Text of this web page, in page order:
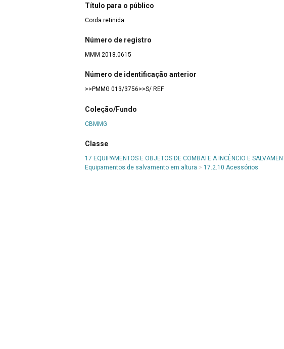
Título para o público
Corda retinida
Número de registro
MMM 2018.0615
Número de identificação anterior
>>PMMG 013/3756>>S/ REF
Coleção/Fundo
CBMMG
Classe
17 EQUIPAMENTOS E OBJETOS DE COMBATE A INCÊNCIO E
Equipamentos de salvamento em altura > 17.2.10 Acessórios